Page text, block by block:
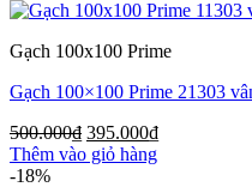
Gạch 100x100 Prime
Gạch 100×100 Prime 21303
500.000₫ 395.000₫
Thêm vào giỏ hàng
-18%